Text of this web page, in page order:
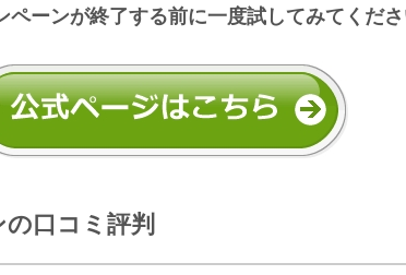
ペーンが終了する前に一度試してみてくださ
口コミ評判